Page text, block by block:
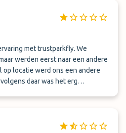
met trustparkfly. We
werden eerst naar een andere
op locatie werd ons een andere
de auto te laten verplaatsen